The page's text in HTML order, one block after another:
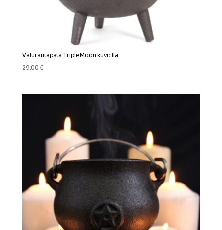
Valurautapata Triple Moon kuviolla
29,00€